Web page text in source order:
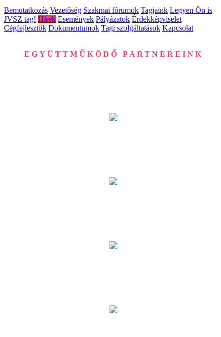
Bemutatkozás Vezetőség Szakmai fórumok Tagjaink Legyen Ön is
JVSZ tag! Hírek Események Pályázatok Érdekképviselet
Cégfejlesztők Dokumentumok Tagi szolgáltatások Kapcsolat
EGYÜTTMŰKÖDŐ PARTNEREINK